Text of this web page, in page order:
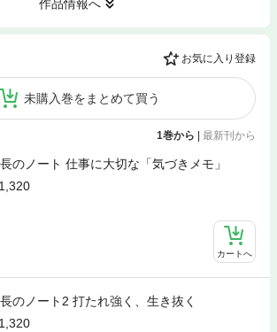
作品情報へ
お気に入り登録
未購入巻をまとめて買う
1巻から | 最新刊から
のノート 仕事に大切な「気づきメモ」
1,320
カートへ
のノート2 打たれ強く、生き抜く
1,320